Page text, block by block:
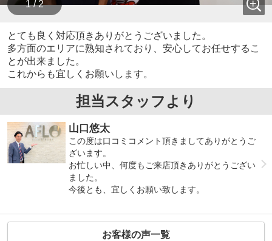
1 / 2
とても良く対応頂きありがとうございました。
多方面のエリアに熟知されており、安心してお任せするこ
とが出来ました。
これからも宜しくお願いします。
担当スタッフより
山口悠太
この度は口コミコメント頂きましてありがとうご
ざいます。
お忙しい中、何度もご来店頂きありがとうござい
ました。
今後とも、宜しくお願い致します。
お客様の声一覧